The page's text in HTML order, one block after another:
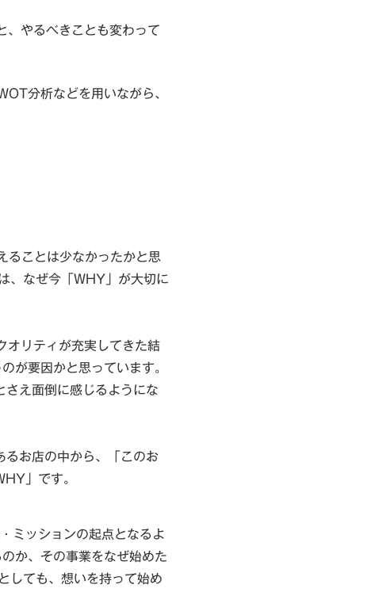
やるべきことも変わって
分析などを用いながら、
ることは少なかったかと思
、なぜ今「WHY」が大切に
リティが充実してきた結
が要因かと思っています。
え面倒に感じるようにな
お店の中から、「このお
」です。
ミッションの起点となるよ
か、その事業をなぜ始めた
しても、想いを持って始め